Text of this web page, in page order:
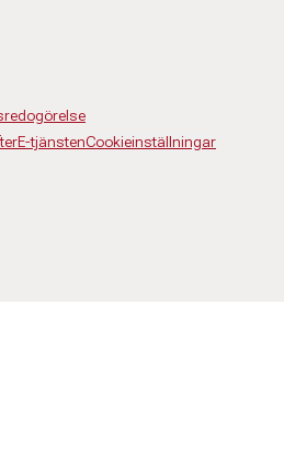
E-tjänstenCookieinställningar